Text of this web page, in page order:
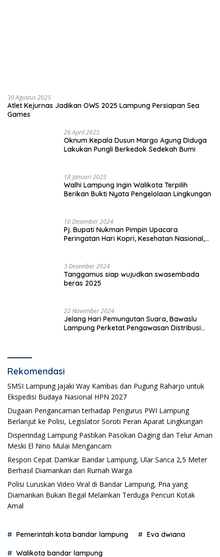
30 Agustus 2025
Atlet Kejurnas Jadikan OWS 2025 Lampung Persiapan Sea
Games
26 April 2025
Oknum Kepala Dusun Margo Agung Diduga
Lakukan Pungli Berkedok Sedekah Bumi
18 Januari 2025
Walhi Lampung Ingin Walikota Terpilih
Berikan Bukti Nyata Pengelolaan Lingkungan
10 Desember 2024
Pj. Bupati Nukman Pimpin Upacara
Peringatan Hari Kopri, Kesehatan Nasional,
3 Desember 2024
Tanggamus siap wujudkan swasembada
beras 2025
22 November 2024
Jelang Hari Pemungutan Suara, Bawaslu
Lampung Perketat Pengawasan Distribusi
Rekomendasi
SMSI Lampung Jajaki Way Kambas dan Pugung Raharjo untuk
Ekspedisi Budaya Nasional HPN 2027
Dugaan Pengancaman terhadap Pengurus PWI Lampung
Berlanjut ke Polisi, Legislator Soroti Peran Aparat Lingkungan
Disperindag Lampung Pastikan Pasokan Daging dan Telur Aman
Meski El Nino Mulai Mengancam
Respon Cepat Damkar Bandar Lampung, Ular Sanca 2,5 Meter
Berhasil Diamankan dari Rumah Warga
Polisi Luruskan Video Viral di Bandar Lampung, Pria yang
Diamankan Bukan Begal Melainkan Terduga Pencuri Kotak
Amal
Pemerintah kota bandar lampung Eva dwiana
Walikota bandar lampung